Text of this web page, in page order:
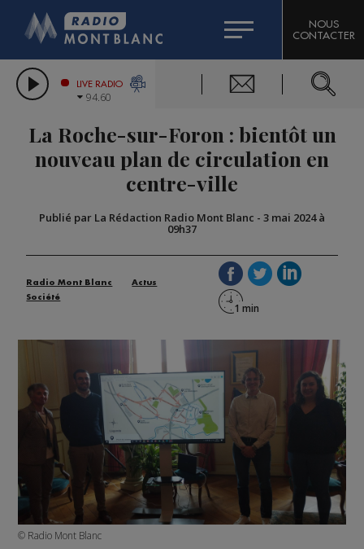
LES CHRONIQUES DE L'EXPERT
CITIZEN MACHINERY
GRAND MASSIF DOMAINES SKIABLES
BIGARD
COMPAGNIE DU MONT-BLANC
NOUS
CONTACTER
LIVE RADIO
94.60
La Roche-sur-Foron : bientôt un
nouveau plan de circulation en
centre-ville
Publié par La Rédaction Radio Mont Blanc - 3 mai 2024 à
09h37
Radio Mont Blanc
Actus
Société
© Radio Mont Blanc